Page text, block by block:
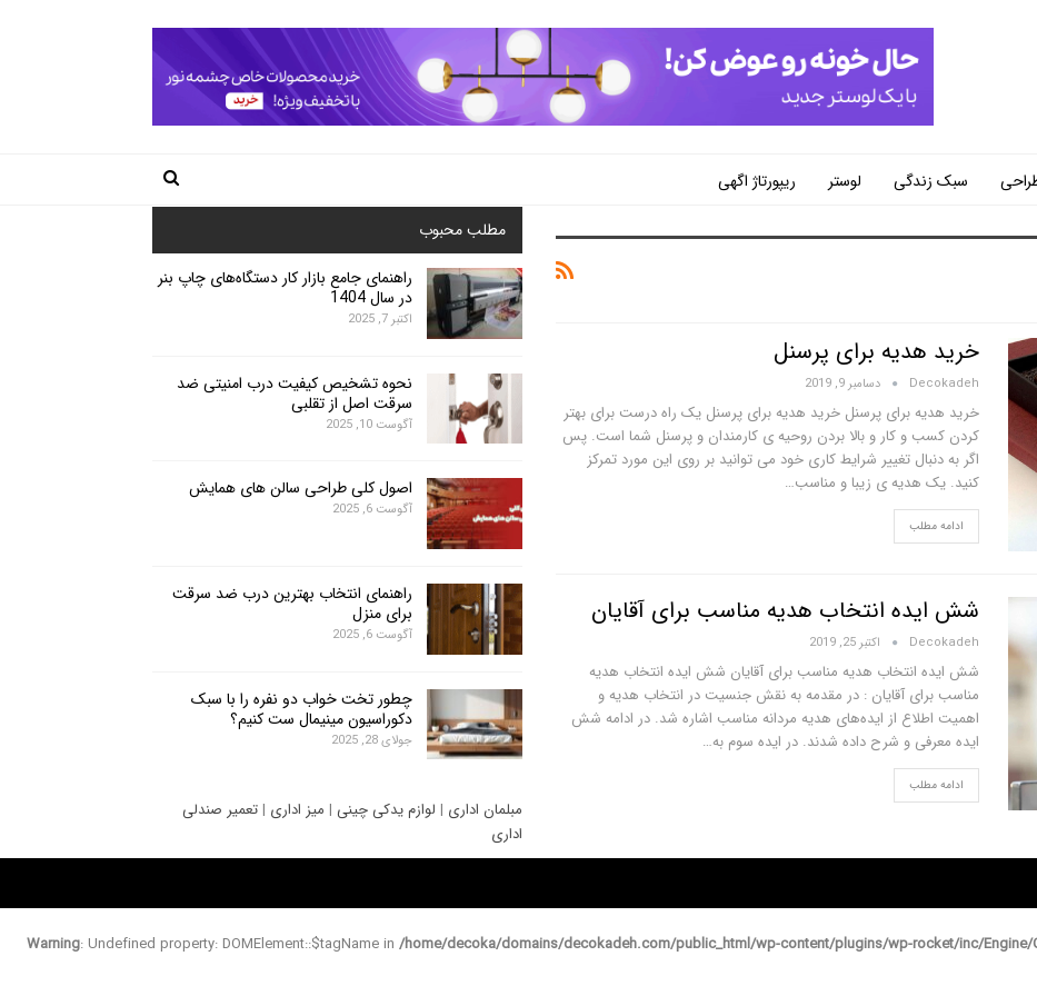
سبک زندگی لوستر
ریپورتاژ اگهی
خرید هدیه برای پرسنل
Decokadeh دسامبر 9, 2019
خرید هدیه برای پرسنل خرید هدیه برای پرسنل یک راه درست برای بهتر
کردن کسب و کار و بالا بردن روحیه ی کارمندان و پرسنل شما است. پس
اگر به دنبال تغییر شرایط کاری خود می توانید بر روی این مورد تمرکز
کنید. یک هدیه ی زیبا و مناسب…
ادامه مطلب
شش ایده انتخاب هدیه مناسب برای آقایان
Decokadeh اکتبر 25, 2019
شش ایده انتخاب هدیه مناسب برای آقایان شش ایده انتخاب هدیه
مناسب برای آقایان : در مقدمه به نقش جنسیت در انتخاب هدیه و
اهمیت اطلاع از ایده‌های هدیه مردانه مناسب اشاره شد. در ادامه شش
ایده معرفی و شرح داده شدند. در ایده سوم به…
ادامه مطلب
مطلب محبوب
راهنمای جامع بازار کار دستگاه‌های چاپ بنر
در سال 1404
اکتبر 7, 2025
نحوه تشخیص کیفیت درب امنیتی ضد
سرقت اصل از تقلبی
آگوست 10, 2025
اصول کلی طراحی سالن های همایش
آگوست 6, 2025
راهنمای انتخاب بهترین درب ضد سرقت
برای منزل
آگوست 6, 2025
چطور تخت خواب دو نفره را با سبک
دکوراسیون مینیمال ست کنیم؟
جولای 28, 2025
مبلمان اداری | لوازم یدکی چینی | میز اداری | تعمیر صندلی
اداری
Warning: Undefined property: DOMElement::$tagName in /home/decoka/domains/decokadeh.com/public_html/wp-content/plugins/wp-rocket/inc/